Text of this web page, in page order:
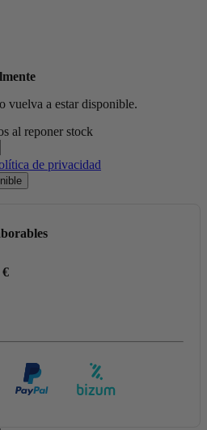
vuelva a estar disponible.
al reponer stock
de privacidad
€